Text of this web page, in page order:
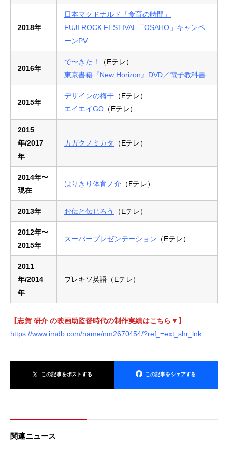
2018年
日本マクドナルド「食育の時間」
FUJI ROCK FESTIVAL「OSAHO」キャンペ
ーンPV
2016年
で〜きた！
（Eテレ）
東京書籍『New Horizon』DVD／電子教科書
2015年
デザインの梅干 （Eテレ）
エイエイGO （Eテレ）
2015
年/2017
年
カガクノミカタ （Eテレ）
2014年〜
現在
はりきり体育ノ介 （Eテレ）
2013年 お伝と伝じろう （Eテレ）
2012年〜
2015年
スーパープレゼンテーション （Eテレ）
2011
年/2014
年
プレキソ英語（Eテレ）
【志賀 研介 の映画助監督時代の制作実績はこちら▼】
https://www.imdb.com/name/nm2670454/?ref_=ext_shr_lnk
この記事をポストする この記事をシェアする
関連ニュース